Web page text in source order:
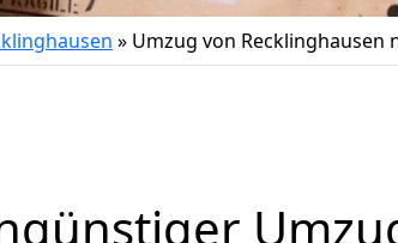
» Umzug von Recklinghausen